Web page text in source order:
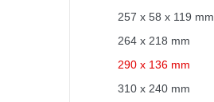
257 x 58 x 119 mm
264 x 218 mm
290 x 136 mm
310 x 240 mm